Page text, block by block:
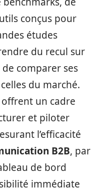
conçus pour
études
du recul sur
comparer ses
du marché.
un cadre
et piloter
l’efficacité
B2B, par
de bord
immédiate